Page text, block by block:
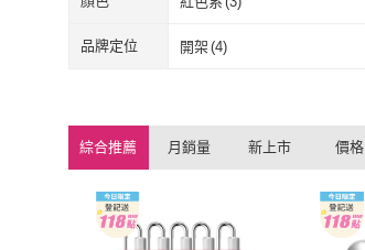
紅色系
品牌定位 開架 (4)
綜合推薦 月銷量 新上市 價格